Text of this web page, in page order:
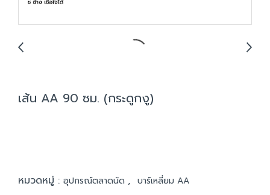
เส้น AA 90 ซม. (กระดูกงู)
หมวดหมู่ : อุปกรณ์ตลาดนัด , บาร์เหลี่ยม AA